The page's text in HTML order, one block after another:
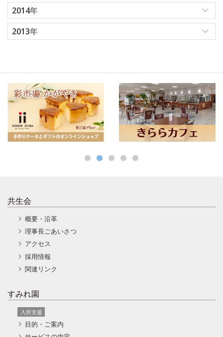
2014年
2013年
共生会
概要・沿革
理事長ごあいさつ
アクセス
採用情報
関連リンク
すみれ園
入所支援
目的・ご案内